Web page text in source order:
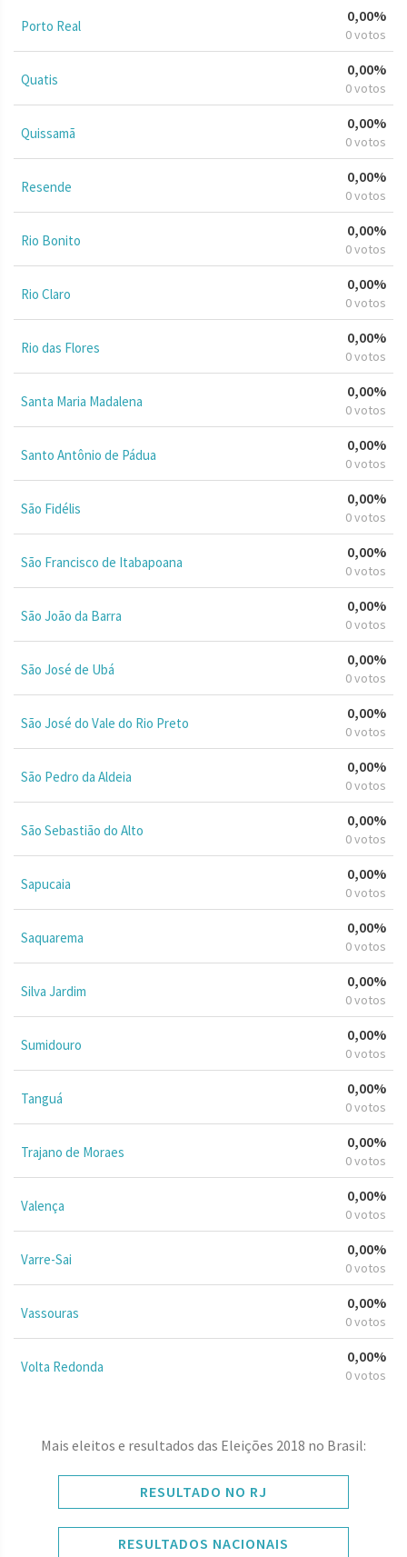
Porto Real
0,00%
0 votos
Quatis
0,00%
0 votos
Quissamã
0,00%
0 votos
Resende
0,00%
0 votos
Rio Bonito
0,00%
0 votos
Rio Claro
0,00%
0 votos
Rio das Flores
0,00%
0 votos
Santa Maria Madalena
0,00%
0 votos
Santo Antônio de Pádua
0,00%
0 votos
São Fidélis
0,00%
0 votos
São Francisco de Itabapoana
0,00%
0 votos
São João da Barra
0,00%
0 votos
São José de Ubá
0,00%
0 votos
São José do Vale do Rio Preto
0,00%
0 votos
São Pedro da Aldeia
0,00%
0 votos
São Sebastião do Alto
0,00%
0 votos
Sapucaia
0,00%
0 votos
Saquarema
0,00%
0 votos
Silva Jardim
0,00%
0 votos
Sumidouro
0,00%
0 votos
Tanguá
0,00%
0 votos
Trajano de Moraes
0,00%
0 votos
Valença
0,00%
0 votos
Varre-Sai
0,00%
0 votos
Vassouras
0,00%
0 votos
Volta Redonda
0,00%
0 votos
Mais eleitos e resultados das Eleições 2018 no Brasil:
RESULTADO NO RJ
RESULTADOS NACIONAIS